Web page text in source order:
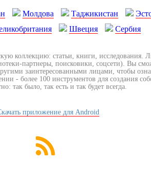
Молдова Таджикистан
Швеция Сербия
коллекцию: статьи, книги, исследования.
партнеры, поисковики, соцсети). Вы
заинтересованными лицами, чтобы
- более 100 инструментов для создания
так было, так есть и так будет всегда.
приложение для Android